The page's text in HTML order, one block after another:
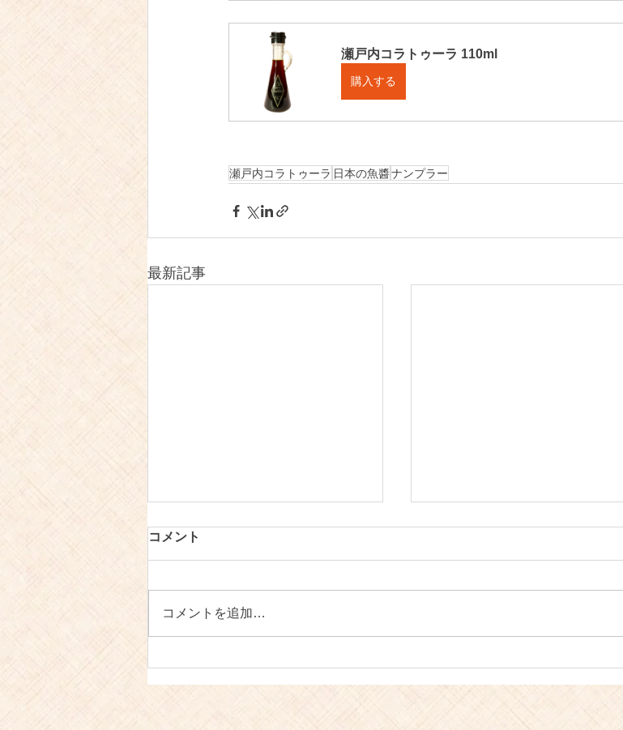
瀬戸内コラトゥーラ 110ml
購入する
瀬戸内コラトゥーラ 日本の魚醬ナンプラー
最新記事
ーラの発送包装について
送休業についてのお知らせ
コメント
コメントを追加…